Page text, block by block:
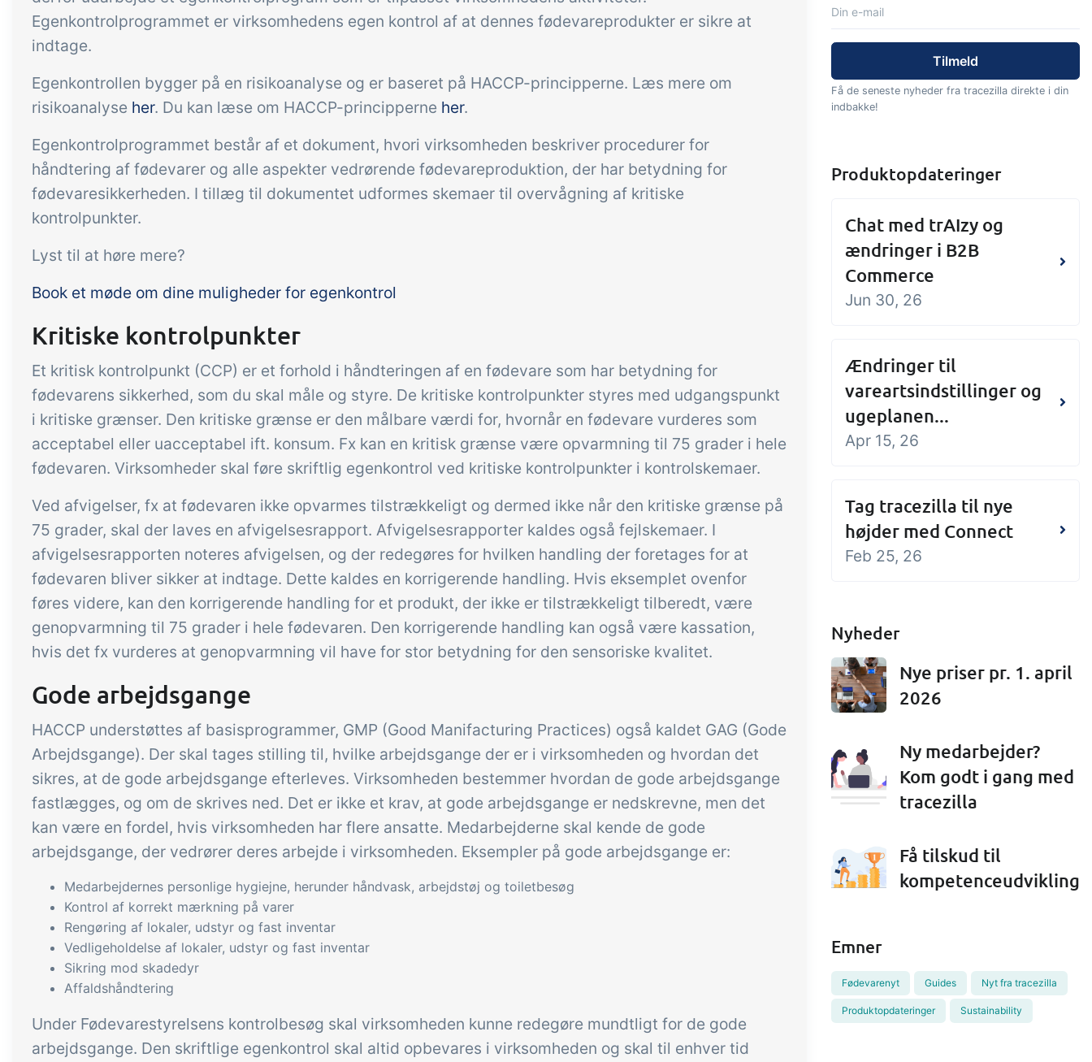
B2B Commerce
B2B Commerce kan fungere
som sælgerportal,
webshop for dine kunder
kontroller
Få modtagekontrol,
kontrolpunkter integreret i
din ordrestyring - helt
digitalt
Lav din egen opsætning af
rapporter og indlejrede
dashboards!
Tilføjelse
Masser af muligheder for
automatik og tilpassede
og enheder
Egenkontrolprogrammet er virksomhedens egen kontrol af at dennes fødevareprodukter er sikre at
indtage.
Egenkontrollen bygger på en risikoanalyse og er baseret på HACCP-principperne. Læs mere om
risikoanalyse her. Du kan læse om HACCP-principperne her.
Egenkontrolprogrammet består af et dokument, hvori virksomheden beskriver procedurer for
håndtering af fødevarer og alle aspekter vedrørende fødevareproduktion, der har betydning for
fødevaresikkerheden. I tillæg til dokumentet udformes skemaer til overvågning af kritiske
kontrolpunkter.
Lyst til at høre mere?
Book et møde om dine muligheder for egenkontrol
Kritiske kontrolpunkter
Et kritisk kontrolpunkt (CCP) er et forhold i håndteringen af en fødevare som har betydning for
fødevarens sikkerhed, som du skal måle og styre. De kritiske kontrolpunkter styres med udgangspunkt
i kritiske grænser. Den kritiske grænse er den målbare værdi for, hvornår en fødevare vurderes som
acceptabel eller uacceptabel ift. konsum. Fx kan en kritisk grænse være opvarmning til 75 grader i hele
fødevaren. Virksomheder skal føre skriftlig egenkontrol ved kritiske kontrolpunkter i kontrolskemaer.
Ved afvigelser, fx at fødevaren ikke opvarmes tilstrækkeligt og dermed ikke når den kritiske grænse på
75 grader, skal der laves en afvigelsesrapport. Afvigelsesrapporter kaldes også fejlskemaer. I
afvigelsesrapporten noteres afvigelsen, og der redegøres for hvilken handling der foretages for at
fødevaren bliver sikker at indtage. Dette kaldes en korrigerende handling. Hvis eksemplet ovenfor
føres videre, kan den korrigerende handling for et produkt, der ikke er tilstrækkeligt tilberedt, være
genopvarmning til 75 grader i hele fødevaren. Den korrigerende handling kan også være kassation,
hvis det fx vurderes at genopvarmning vil have for stor betydning for den sensoriske kvalitet.
Gode arbejdsgange
HACCP understøttes af basisprogrammer, GMP (Good Manifacturing Practices) også kaldet GAG (Gode
Arbejdsgange). Der skal tages stilling til, hvilke arbejdsgange der er i virksomheden og hvordan det
sikres, at de gode arbejdsgange efterleves. Virksomheden bestemmer hvordan de gode arbejdsgange
fastlægges, og om de skrives ned. Det er ikke et krav, at gode arbejdsgange er nedskrevne, men det
kan være en fordel, hvis virksomheden har flere ansatte. Medarbejderne skal kende de gode
arbejdsgange, der vedrører deres arbejde i virksomheden. Eksempler på gode arbejdsgange er:
Medarbejdernes personlige hygiejne, herunder håndvask, arbejdstøj og toiletbesøg
Kontrol af korrekt mærkning på varer
Rengøring af lokaler, udstyr og fast inventar
Vedligeholdelse af lokaler, udstyr og fast inventar
Sikring mod skadedyr
Affaldshåndtering
Under Fødevarestyrelsens kontrolbesøg skal virksomheden kunne redegøre mundtligt for de gode
arbejdsgange. Den skriftlige egenkontrol skal altid opbevares i virksomheden og skal til enhver tid
Få de seneste nyheder fra tracezilla direkte i din
indbakke!
Produktopdateringer
Chat med trAIzy og
ændringer i B2B
Commerce
Jun 30, 26
Ændringer til
vareartsindstillinger og
ugeplanen...
Apr 15, 26
Tag tracezilla til nye
højder med Connect
Feb 25, 26
Nyheder
Nye priser pr. 1. april
2026
Ny medarbejder?
Kom godt i gang med
tracezilla
Få tilskud til
kompetenceudvikling
Emner
Fødevarenyt Guides Nyt fra tracezilla
Produktopdateringer Sustainability